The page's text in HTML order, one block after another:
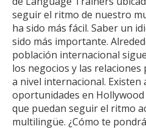
seguir el ritmo de nuestro
ha sido más fácil. Saber un
sido más importante.
población internacional
los negocios y las
a nivel internacional. Existen
oportunidades en
que puedan seguir el ritmo
multilingüe. ¿Cómo te